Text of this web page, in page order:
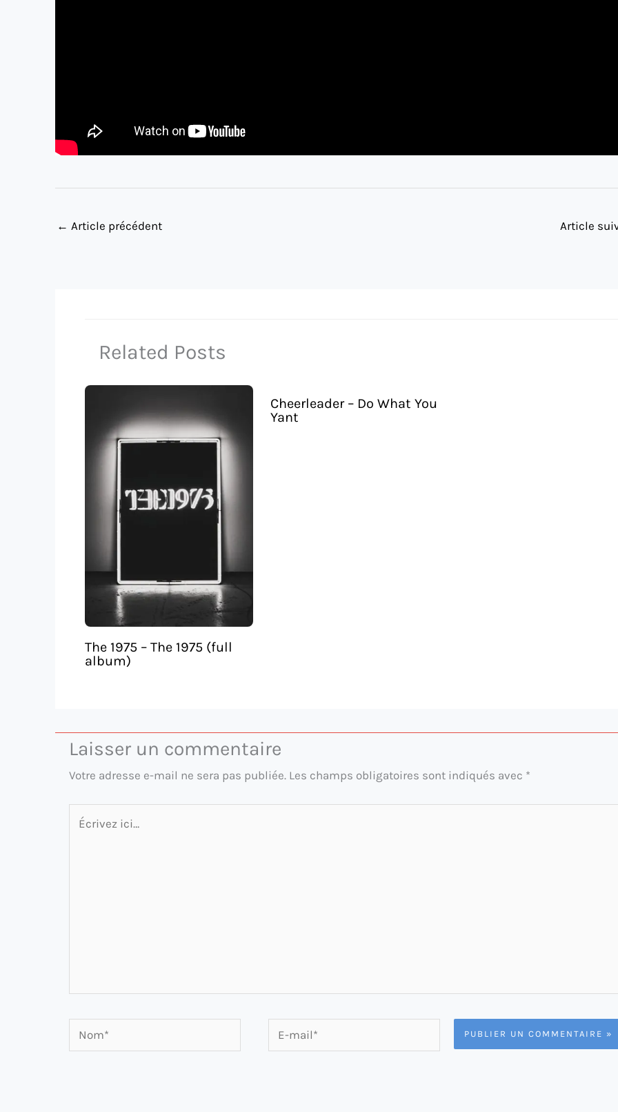
← Article précédent Article
Related Posts
The 1975 – The 1975 (full
album)
Cheerleader – Do What You
Yant
Laisser un commentaire
Votre adresse e-mail ne sera pas publiée. Les champs obligatoires sont indiqués avec *
Écrivez
Nom*
mail*